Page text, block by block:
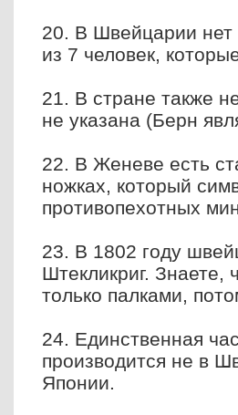
20. В Швейцарии нет
из 7 человек,
21. В стране также
не указана (Берн
22. В Женеве есть
ножках, который
противопехотных
23. В 1802 году
Штекликриг.
только палками,
24. Единственная
производится не в
Японии.